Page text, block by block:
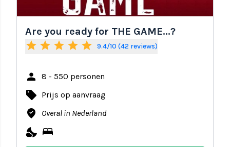
Are you ready for THE GAME...?
star star star star star 9.4/10 (42 reviews)
person 8 - 550 personen
local_offer Prijs op aanvraag
where_to_vote Overal in Nederland
nights_stay bed